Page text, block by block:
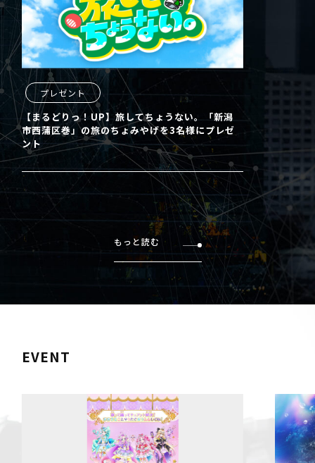
プレゼント
【まるどりっ！UP】旅してちょうない。「新潟
市西蒲区巻」の旅のちょみやげを3名様にプレゼ
ント
もっと読む
EVENT